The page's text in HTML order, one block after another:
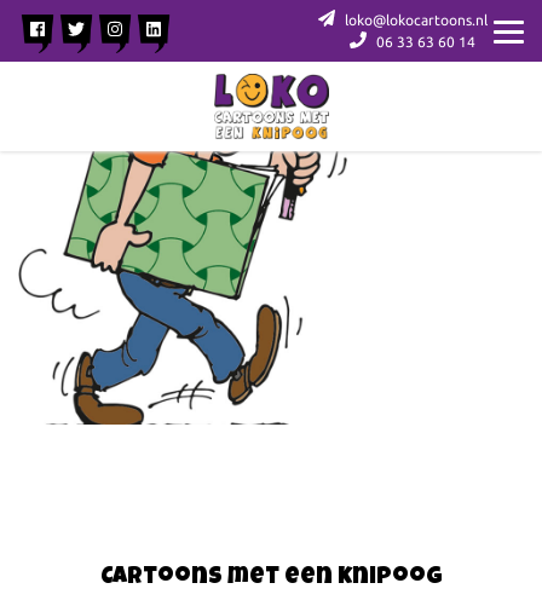
loko@lokocartoons.nl
06 33 63 60 14
Cartoons met een knipoog